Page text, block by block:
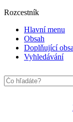
Rozcestník
Hlavní menu
Obsah
Doplňující
Vyhledávání